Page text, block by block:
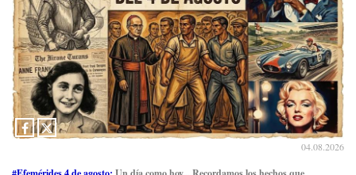
04.08.2026